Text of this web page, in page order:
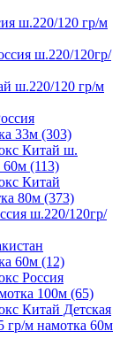
ш.220/120 гр/м
ш.220/120гр/
ш.220/120 гр/м
33м (303)
Китай ш.
60м (113)
Китай
80м (373)
ш.220/120гр/
60м (12)
Россия
100м (65)
Китай Детская
гр/м намотка 60м